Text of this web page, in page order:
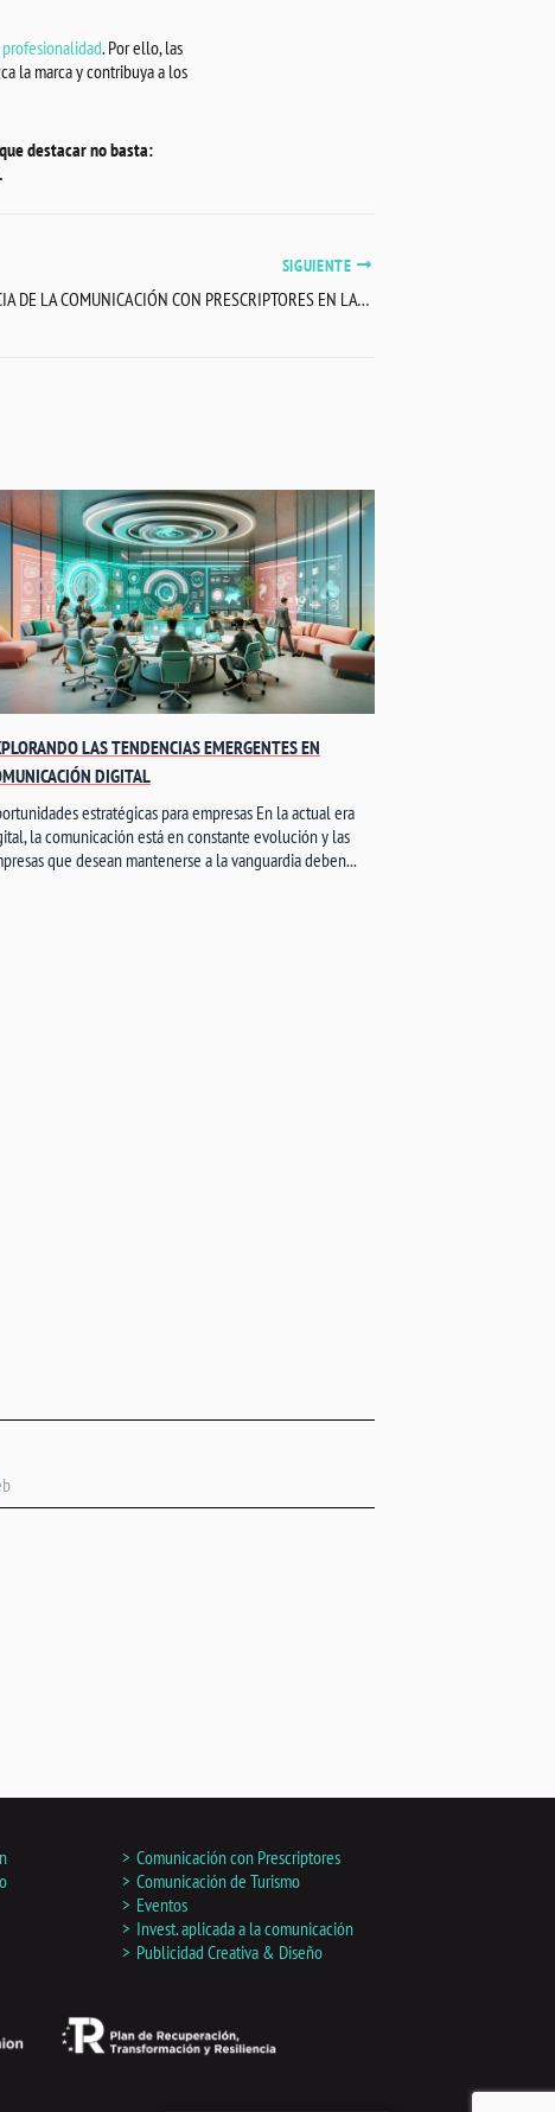
profesionalidad. Por ello, las
la marca y contribuya a los
destacar no basta:
SIGUIENTE
LA IMPORTANCIA DE LA COMUNICACIÓN CON PRESCRIPTORES EN LA ESTRATEGIA DE LAS MARCAS
LAS TENDENCIAS EMERGENTES EN
DIGITAL
estratégicas para empresas En la actual era
la comunicación está en constante evolución y las
que desean mantenerse a la vanguardia deben...
Comunicación con Prescriptores
Comunicación de Turismo
Eventos
Invest. aplicada a la comunicación
Publicidad Creativa & Diseño